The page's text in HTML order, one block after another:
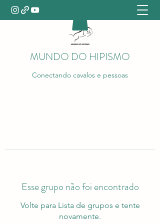
MUNDO DO HIPISMO
Conectando cavalos e pessoas
Esse grupo não foi encontrado
Volte para Lista de grupos e tente
novamente.